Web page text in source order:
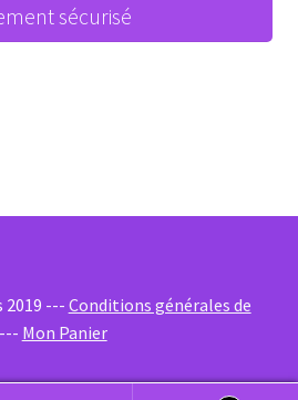
sécurisé
2019 --- Conditions générales de
--- Mon Panier